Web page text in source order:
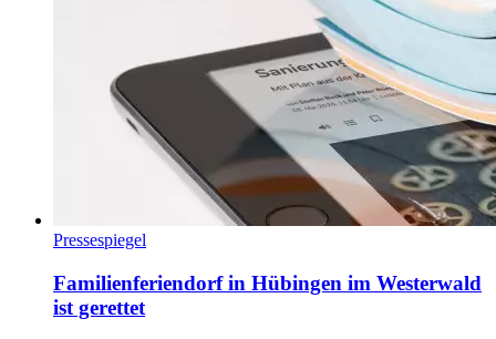
Pressespiegel
Familienferiendorf in Hübingen im Westerwald
ist gerettet